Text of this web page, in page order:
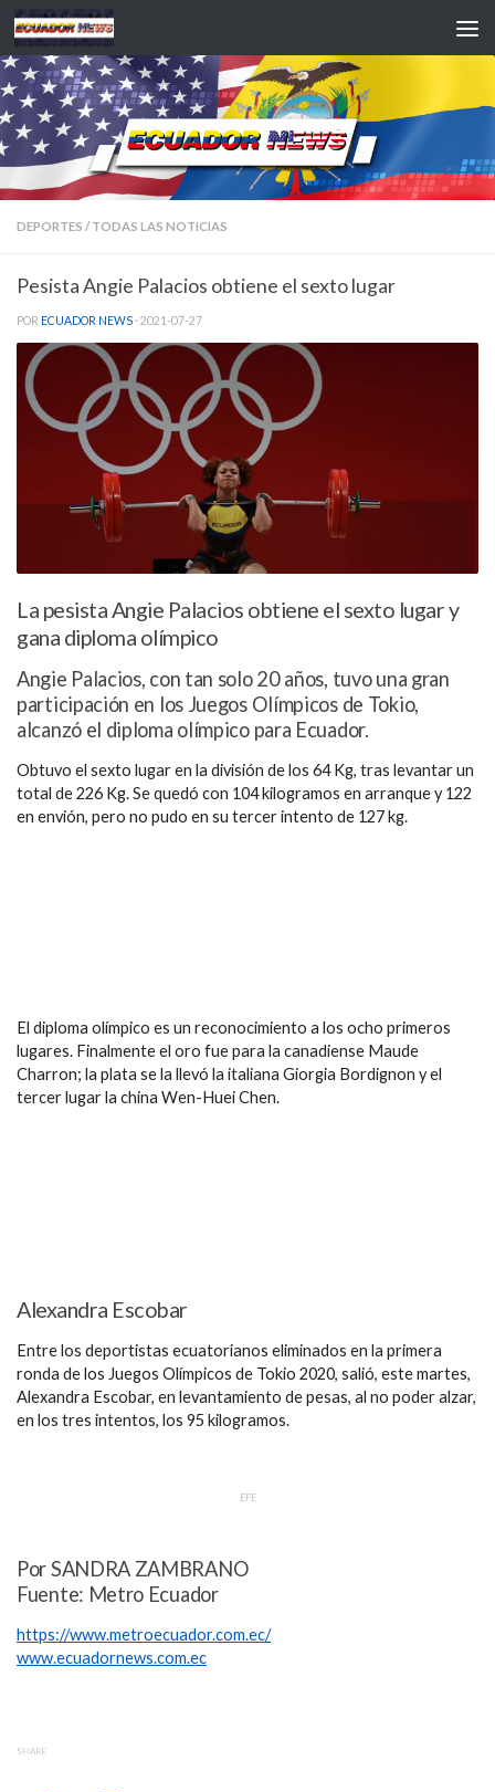
Saltar al contenido
DEPORTES / TODAS LAS NOTICIAS
Pesista Angie Palacios obtiene el sexto lugar
POR ECUADOR NEWS · 2021-07-27
La pesista Angie Palacios obtiene el sexto lugar y
gana diploma olímpico
Angie Palacios, con tan solo 20 años, tuvo una gran
participación en los Juegos Olímpicos de Tokio,
alcanzó el diploma olímpico para Ecuador.
Obtuvo el sexto lugar en la división de los 64 Kg, tras levantar un
total de 226 Kg. Se quedó con 104 kilogramos en arranque y 122
en envión, pero no pudo en su tercer intento de 127 kg.
El diploma olímpico es un reconocimiento a los ocho primeros
lugares. Finalmente el oro fue para la canadiense Maude
Charron; la plata se la llevó la italiana Giorgia Bordignon y el
tercer lugar la china Wen-Huei Chen.
Alexandra Escobar
Entre los deportistas ecuatorianos eliminados en la primera
ronda de los Juegos Olímpicos de Tokio 2020, salió, este martes,
Alexandra Escobar, en levantamiento de pesas, al no poder alzar,
en los tres intentos, los 95 kilogramos.
EFE
Por SANDRA ZAMBRANO
Fuente: Metro Ecuador
https://www.metroecuador.com.ec/
www.ecuadornews.com.ec
SHARE